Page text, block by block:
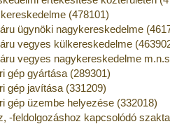
(478101)
ügynöki nagykereskedelme
vegyes külkereskedelme
vegyes nagykereskedelme
gép gyártása (289301)
gép javítása (331209)
gép üzembe helyezése (332018)
-feldolgozáshoz kapcsolódó